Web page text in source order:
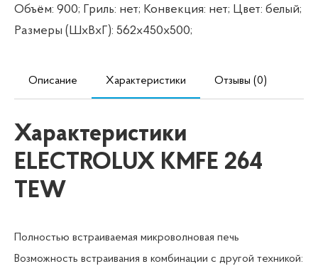
Объём: 900; Гриль: нет; Конвекция: нет; Цвет: белый;
Размеры (ШxВxГ): 562х450х500;
Описание Характеристики Отзывы (0)
Характеристики
ELECTROLUX KMFE 264
TEW
Полностью встраиваемая микроволновая печь
Возможность встраивания в комбинации с другой техникой: